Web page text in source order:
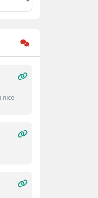
nice